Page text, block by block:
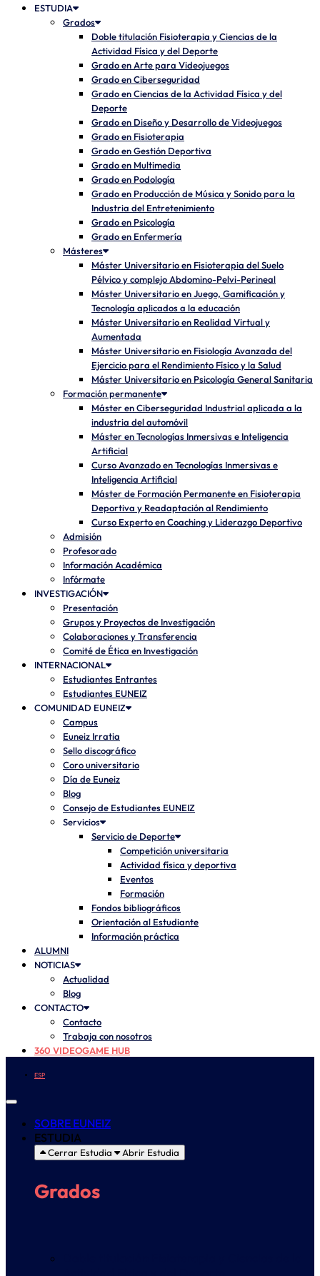
ESTUDIA
Grados
Doble titulación Fisioterapia y Ciencias de la
Actividad Física y del Deporte
Grado en Arte para Videojuegos
Grado en Ciberseguridad
Grado en Ciencias de la Actividad Física y del
Deporte
Grado en Diseño y Desarrollo de Videojuegos
Grado en Fisioterapia
Grado en Gestión Deportiva
Grado en Multimedia
Grado en Podología
Grado en Producción de Música y Sonido para la
Industria del Entretenimiento
Grado en Psicología
Grado en Enfermería
Másteres
Máster Universitario en Fisioterapia del Suelo
Pélvico y complejo Abdomino-Pelvi-Perineal
Máster Universitario en Juego, Gamificación y
Tecnología aplicados a la educación
Máster Universitario en Realidad Virtual y
Aumentada
Máster Universitario en Fisiología Avanzada del
Ejercicio para el Rendimiento Físico y la Salud
Máster Universitario en Psicología General Sanitaria
Formación permanente
Máster en Ciberseguridad Industrial aplicada a la
industria del automóvil
Máster en Tecnologías Inmersivas e Inteligencia
Artificial
Curso Avanzado en Tecnologías Inmersivas e
Inteligencia Artificial
Máster de Formación Permanente en Fisioterapia
Deportiva y Readaptación al Rendimiento
Curso Experto en Coaching y Liderazgo Deportivo
Admisión
Profesorado
Información Académica
Infórmate
INVESTIGACIÓN
Presentación
Grupos y Proyectos de Investigación
Colaboraciones y Transferencia
Comité de Ética en Investigación
INTERNACIONAL
Estudiantes Entrantes
Estudiantes EUNEIZ
COMUNIDAD EUNEIZ
Campus
Euneiz Irratia
Sello discográfico
Coro universitario
Día de Euneiz
Blog
Consejo de Estudiantes EUNEIZ
Servicios
Servicio de Deporte
Competición universitaria
Actividad física y deportiva
Eventos
Formación
Fondos bibliográficos
Orientación al Estudiante
Información práctica
ALUMNI
NOTICIAS
Actualidad
Blog
CONTACTO
Contacto
Trabaja con nosotros
360 VIDEOGAME HUB
ESP
SOBRE EUNEIZ
ESTUDIA
Cerrar Estudia Abrir Estudia
Grados